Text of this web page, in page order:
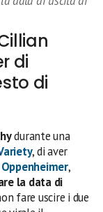
di
di
durante una
, di aver
Oppenheimer,
la data di
fare uscire i due